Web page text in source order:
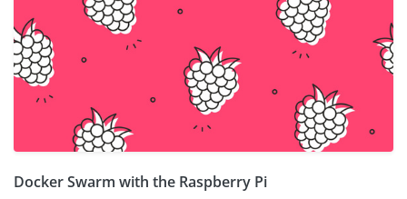
Docker Swarm with the Raspberry Pi